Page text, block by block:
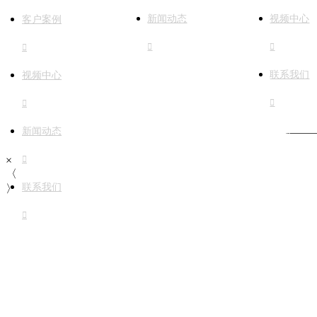
客户案例

视频中心

新闻动态

联系我们

新闻动态

视频中心

联系我们

×
〈
〉